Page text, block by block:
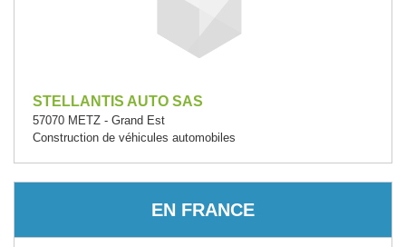
STELLANTIS AUTO SAS
57070 METZ - Grand Est
Construction de véhicules automobiles
EN FRANCE